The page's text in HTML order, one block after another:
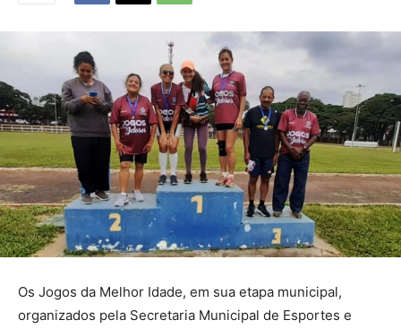
Os Jogos da Melhor Idade, em sua etapa municipal,
organizados pela Secretaria Municipal de Esportes e